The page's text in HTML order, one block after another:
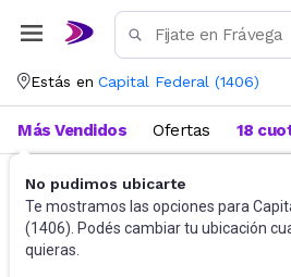
Estás en Capital Federal (1406)
No pudimos ubicarte
Te mostramos las opciones para
(1406). Podés cambiar tu ubicación
quieras.
Más Vendidos Ofertas 18
Cubiertos Sets de cubiertos